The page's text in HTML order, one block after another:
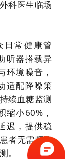
科医生临场
日常健康管
听器搭载异
环境噪音，
适配降噪策
续血糖监测
缩小60%，
迟，提供稳
者无需频繁
。